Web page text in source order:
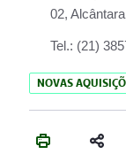
02,
Tel.: (21)
NOVAS